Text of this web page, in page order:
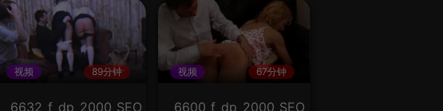
视频 89分钟
6632_f_dp_2000_SEO
视频 67分钟
6600_f_dp_2000_SEO